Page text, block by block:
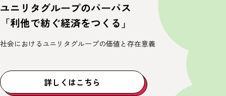
ユニリタグループのパーパス
「利他で紡ぐ経済をつくる」
社会におけるユニリタグループの価値と存在意義
詳しくはこちら